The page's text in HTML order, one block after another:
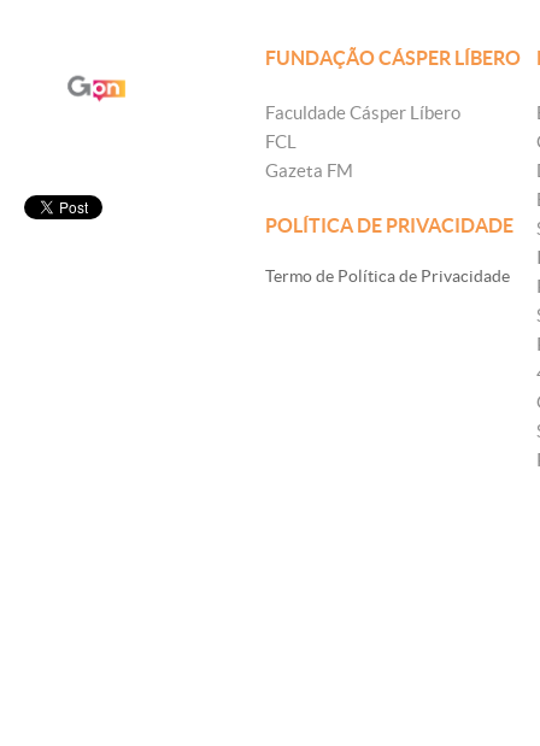
FUNDAÇÃO CÁSPER LÍBERO
Faculdade Cásper Líbero
FCL
Gazeta FM
POLÍTICA DE PRIVACIDADE
Termo de Política de Privacidade